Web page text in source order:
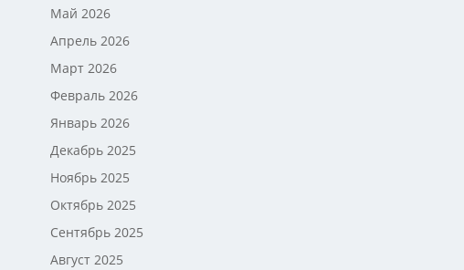
Май 2026
Апрель 2026
Март 2026
Февраль 2026
Январь 2026
Декабрь 2025
Ноябрь 2025
Октябрь 2025
Сентябрь 2025
Август 2025